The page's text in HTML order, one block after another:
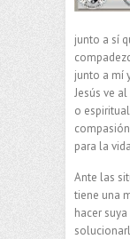
junto a sí
junto a mí
Jesús ve
o
para la
Ante las
tiene una
hacer